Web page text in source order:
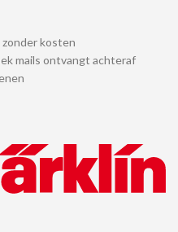
kosten
mails ontvangt achteraf